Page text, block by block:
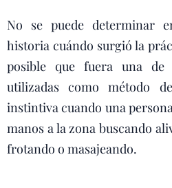
No se puede determinar
historia cuándo surgió la
posible que fuera una de
utilizadas como método
instintiva cuando una
manos a la zona buscando
frotando o masajeando.